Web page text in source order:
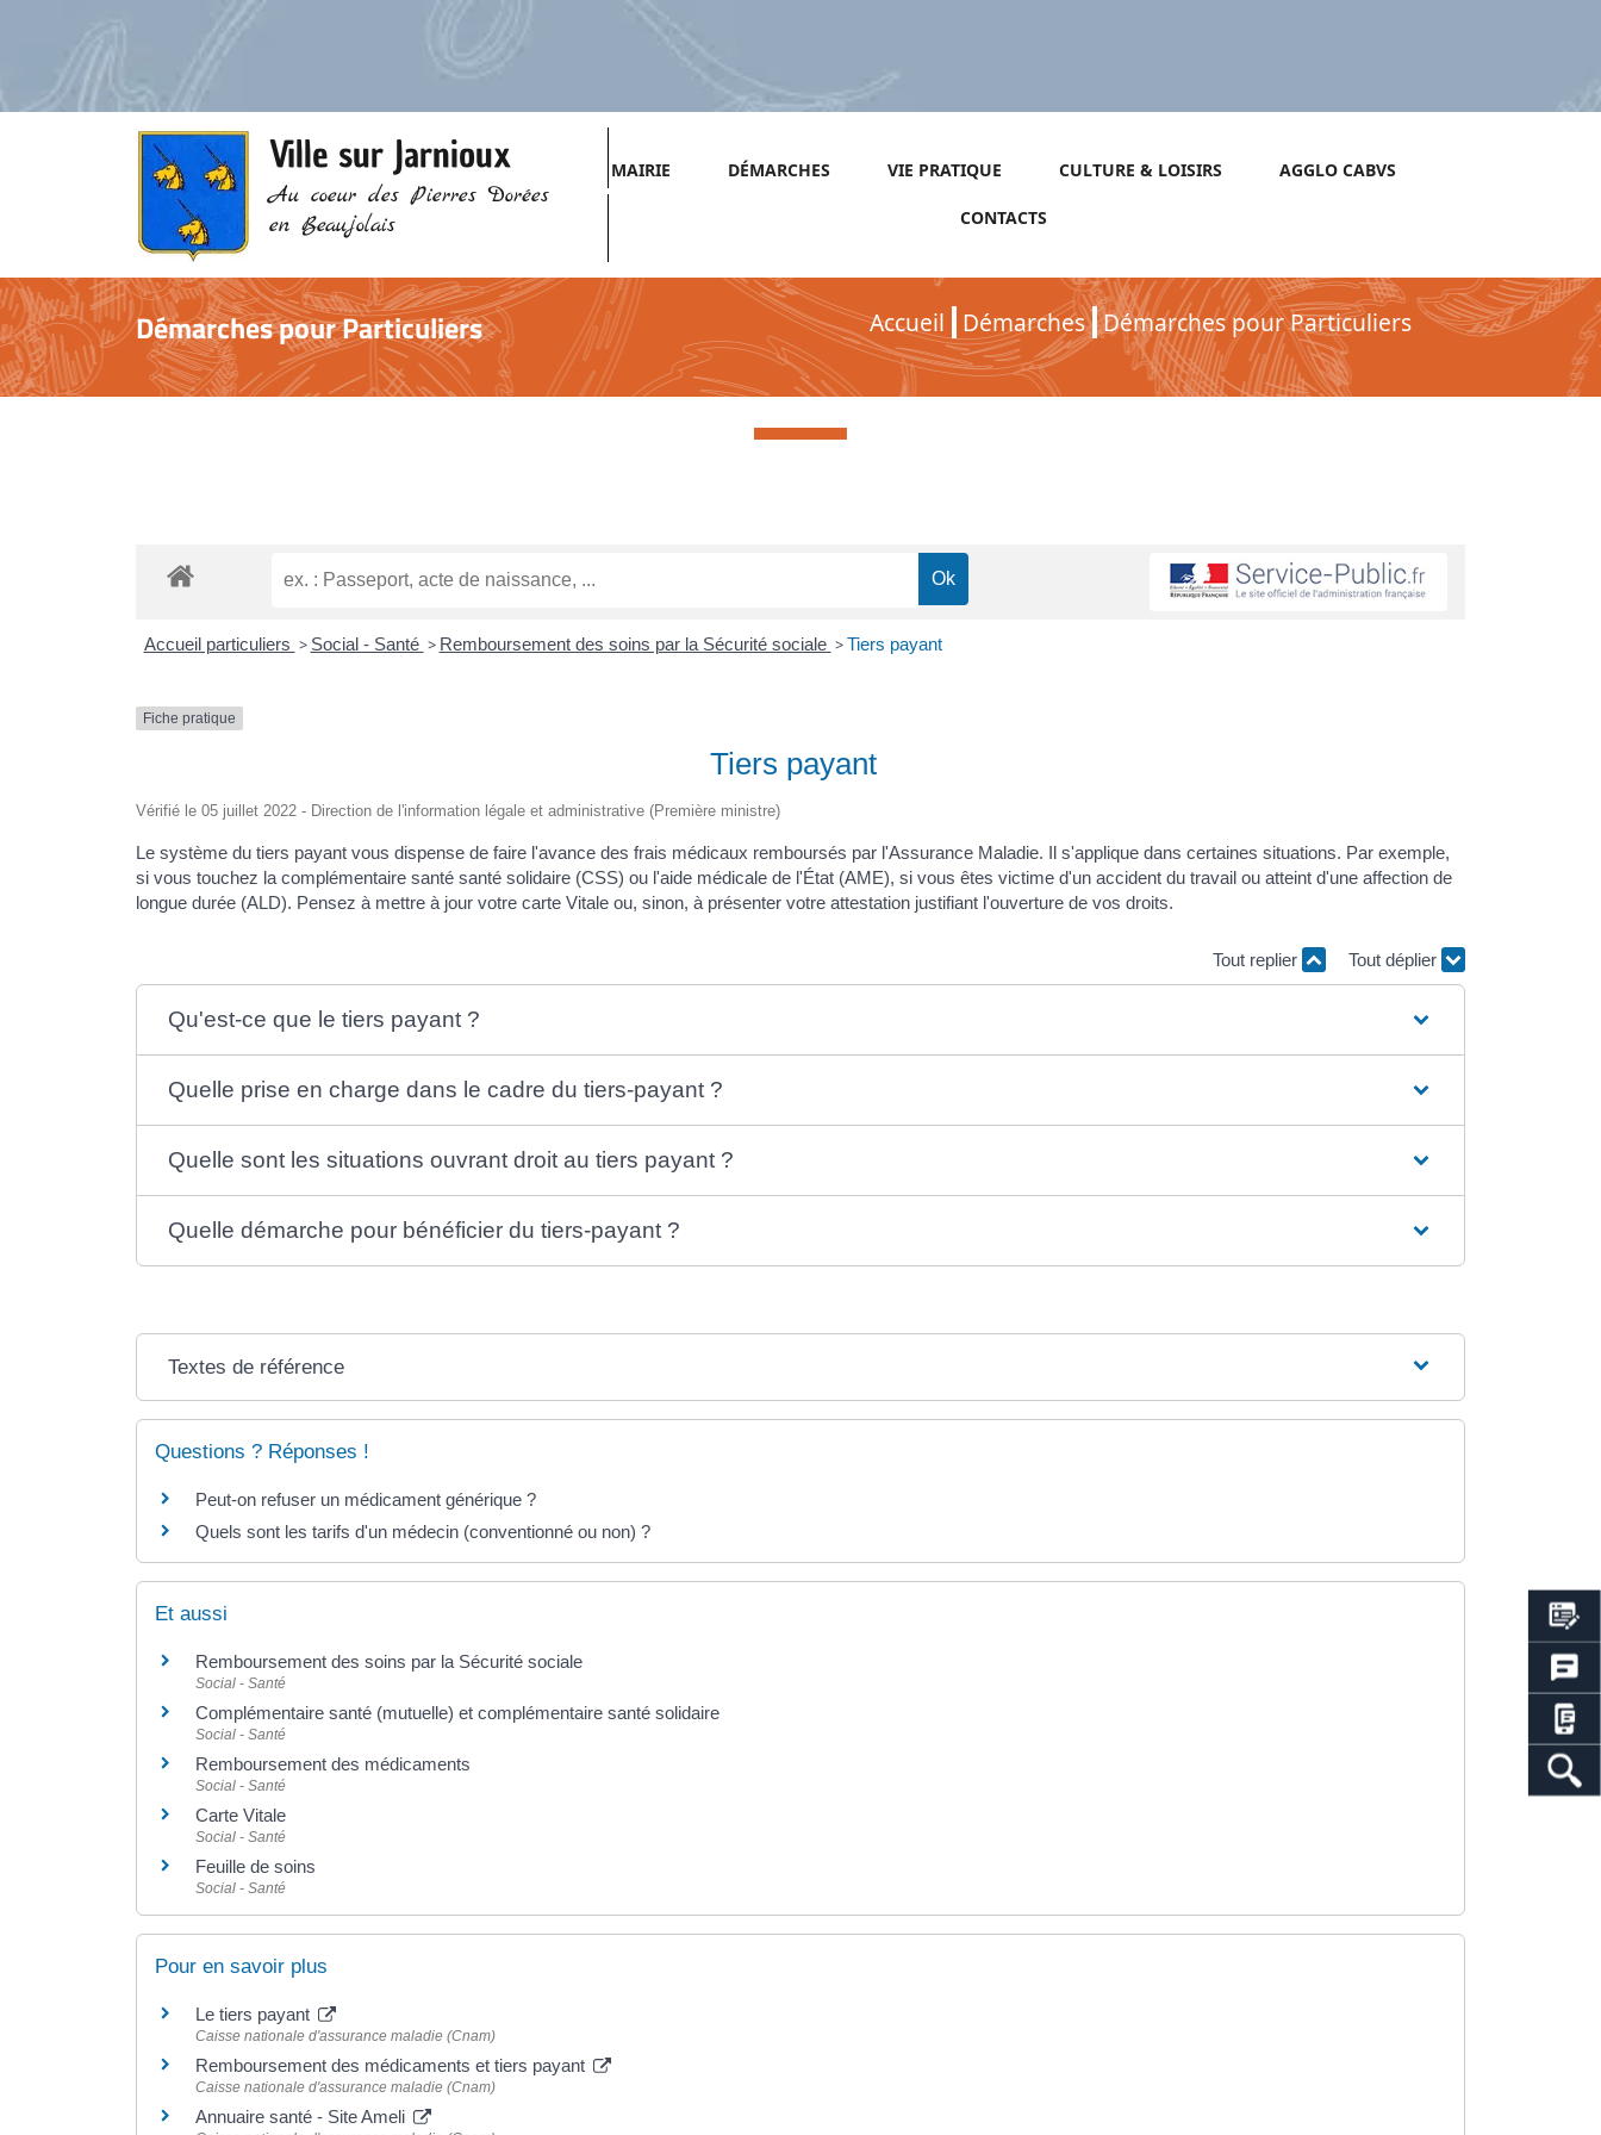
Ville sur Jarnioux
Au coeur des Pierres Dorées
en Beaujolais
MAIRIE DÉMARCHES VIE PRATIQUE CULTURE & LOISIRS AGGLO CABVS
CONTACTS
Démarches pour Particuliers Accueil Démarches Démarches pour Particuliers
Démarches pour Particuliers
Accueil particuliers > Social - Santé > Remboursement des soins par la Sécurité sociale > Tiers payant
Fiche pratique
Tiers payant
Vérifié le 05 juillet 2022 - Direction de l'information légale et administrative (Première ministre)
Le système du tiers payant vous dispense de faire l'avance des frais médicaux remboursés par l'Assurance Maladie. Il s'applique dans certaines situations. Par exemple,
si vous touchez la complémentaire santé santé solidaire (CSS) ou l'aide médicale de l'État (AME), si vous êtes victime d'un accident du travail ou atteint d'une affection de
longue durée (ALD). Pensez à mettre à jour votre carte Vitale ou, sinon, à présenter votre attestation justifiant l'ouverture de vos droits.
Tout replier Tout déplier
Qu'est-ce que le tiers payant ?
Quelle prise en charge dans le cadre du tiers-payant ?
Quelle sont les situations ouvrant droit au tiers payant ?
Quelle démarche pour bénéficier du tiers-payant ?
Textes de référence
Questions ? Réponses !
Peut-on refuser un médicament générique ?
Quels sont les tarifs d'un médecin (conventionné ou non) ?
Et aussi
Remboursement des soins par la Sécurité sociale
Social - Santé
Complémentaire santé (mutuelle) et complémentaire santé solidaire
Social - Santé
Remboursement des médicaments
Social - Santé
Carte Vitale
Social - Santé
Feuille de soins
Social - Santé
Pour en savoir plus
Le tiers payant
Caisse nationale d'assurance maladie (Cnam)
Remboursement des médicaments et tiers payant
Caisse nationale d'assurance maladie (Cnam)
Annuaire santé - Site Ameli